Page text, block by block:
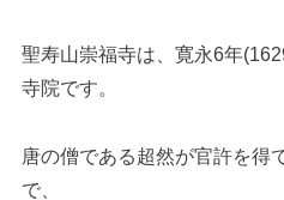
聖寿山崇福寺は、寛永6年
寺院です。
唐の僧である超然が官許を得
で、